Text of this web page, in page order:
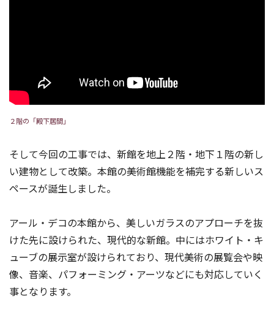
２階の「殿下居間」
そして今回の工事では、新館を地上２階・地下１階の新し
い建物として改築。本館の美術館機能を補完する新しいス
ペースが誕生しました。
アール・デコの本館から、美しいガラスのアプローチを抜
けた先に設けられた、現代的な新館。中にはホワイト・キ
ューブの展示室が設けられており、現代美術の展覧会や映
像、音楽、パフォーミング・アーツなどにも対応していく
事となります。